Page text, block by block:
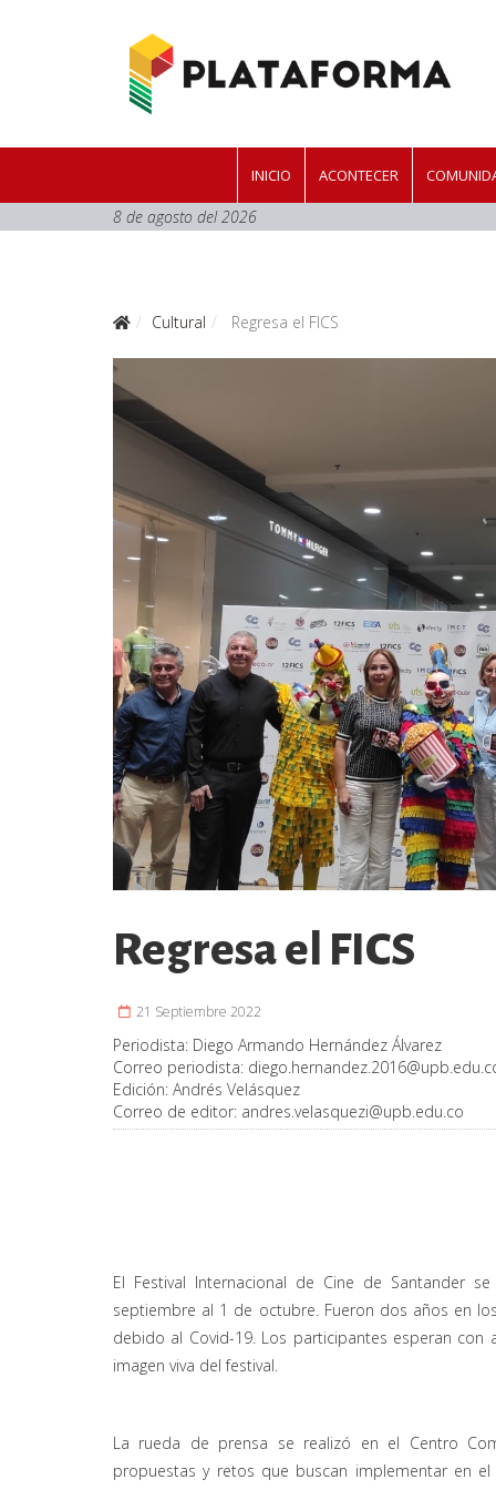
INICIO ACONTECER
8 de agosto del 2026
Cultural Regresa el FICS
Regresa el FICS
21 Septiembre 2022
Periodista: Diego Armando Hernández Álvarez
Correo periodista:
Edición: Andrés Velásquez
Correo de editor: andres.velasquezi@upb.edu.co
El Festival Internacional de Cine de Santander
septiembre al 1 de octubre. Fueron dos años en
debido al Covid-19. Los participantes esperan
imagen viva del festival.
La rueda de prensa se realizó en el Centro
propuestas y retos que buscan implementar en